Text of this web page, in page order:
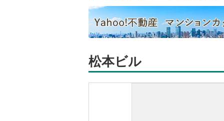
松本ビル